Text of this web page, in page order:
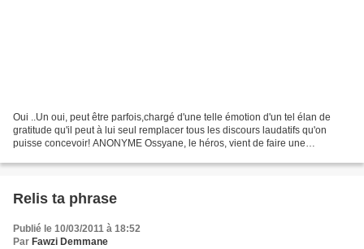
Oui ..Un oui, peut être parfois,chargé d'une telle émotion d'un tel élan de
gratitude qu'il peut à lui seul remplacer tous les discours laudatifs qu'on
puisse concevoir! ANONYME Ossyane, le héros, vient de faire une
Relis ta phrase
Publié le 10/03/2011 à 18:52
Par Fawzi Demmane